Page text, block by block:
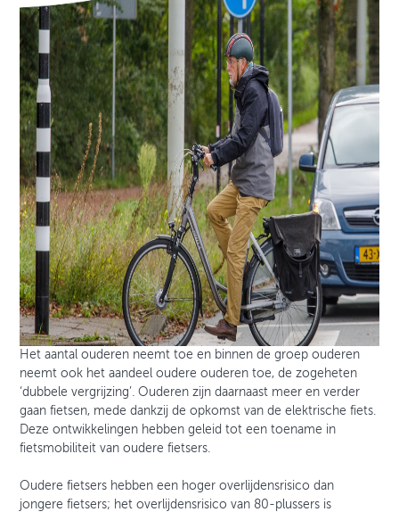
Het aantal ouderen neemt toe en binnen de groep ouderen
neemt ook het aandeel oudere ouderen toe, de zogeheten
‘dubbele vergrijzing’. Ouderen zijn daarnaast meer en verder
gaan fietsen, mede dankzij de opkomst van de elektrische fiets.
Deze ontwikkelingen hebben geleid tot een toename in
fietsmobiliteit van oudere fietsers.
Oudere fietsers hebben een hoger overlijdensrisico dan
jongere fietsers; het overlijdensrisico van 80-plussers is